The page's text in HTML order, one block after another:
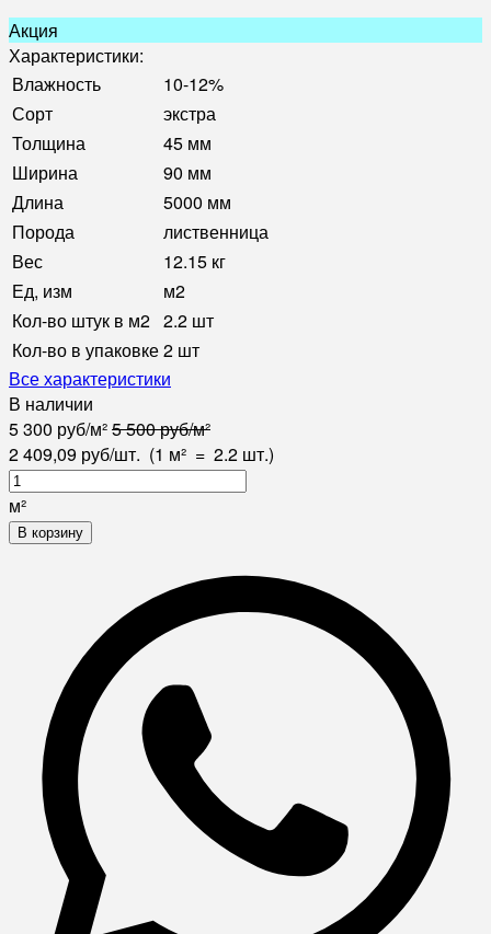
Акция
Характеристики:
Влажность
10-12%
Сорт
экстра
Толщина
45 мм
Ширина
90 мм
Длина
5000 мм
Порода
лиственница
Вес
12.15 кг
Ед, изм
м2
Кол-во штук в м2 2.2 шт
Кол-во в упаковке2 шт
Все характеристики
В наличии
5 300 руб/м²5 500руб/м²
2 409,09 руб/шт. (1 м² = 2.2 шт.)
м²
В корзину